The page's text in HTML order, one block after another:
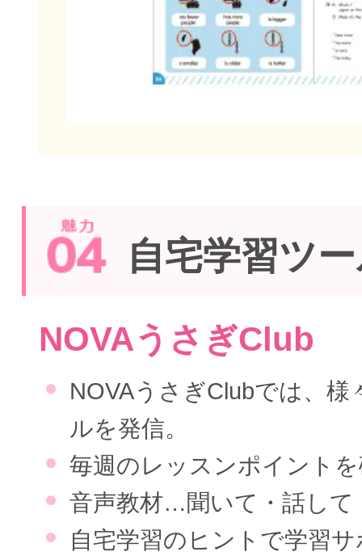
自宅学習ツ
NOVAうさぎClub
NOVAうさぎClubでは、様
ルを発信。
毎週のレッスンポイント
音声教材…聞いて・話して
自宅学習のヒントで学習